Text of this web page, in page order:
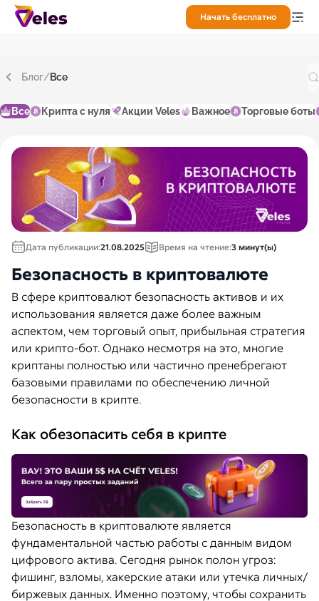
Начать бесплатно
Блог/Все
Все Крипта с нуля Акции Veles Важное Торговые боты
Дата публикации:21.08.2025 Время на чтение:3 минут(ы)
Безопасность в криптовалюте
В сфере криптовалют безопасность активов и их
использования является даже более важным
аспектом, чем торговый опыт, прибыльная стратегия
или крипто-бот. Однако несмотря на это, многие
криптаны полностью или частично пренебрегают
базовыми правилами по обеспечению личной
безопасности в крипте.
Как обезопасить себя в крипте
Безопасность в криптовалюте является
фундаментальной частью работы с данным видом
цифрового актива. Сегодня рынок полон угроз:
фишинг, взломы, хакерские атаки или утечка личных/
биржевых данных. Именно поэтому, чтобы сохранить